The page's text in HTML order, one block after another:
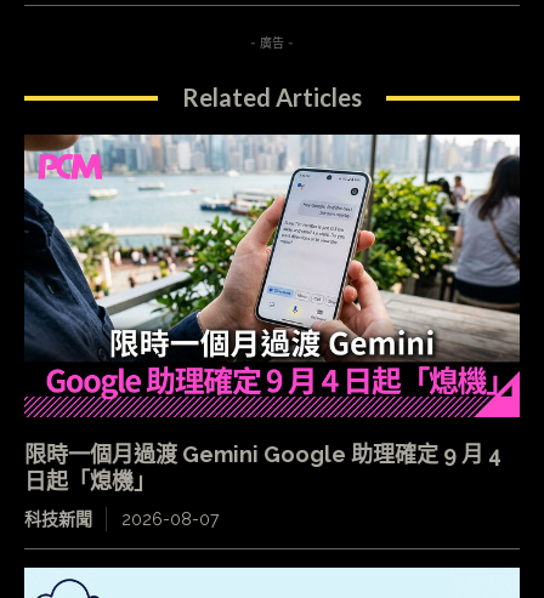
- 廣告 -
Related Articles
限時一個月過渡 Gemini Google 助理確定 9 月 4
日起「熄機」
科技新聞 2026-08-07